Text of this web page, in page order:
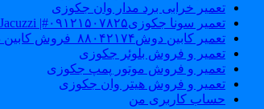
تعمیر خرابی برد مدار وان جکوزی
تعمیر سونا جکوزی۰۹۱۲۱۵۰۷۸۲۵#| Sauna | Jacuzzi
تعمیر کابین دوش۸۸۰۴۲۱۷۴_فروش کابین دوش
تعمیر و فروش بلوئر جکوزی
تعمیر و فروش موتور پمپ جکوزی
تعمیر و فروش هیتر وان جکوزی
حساب کاربری من